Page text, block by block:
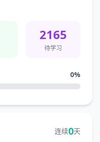
2165
待学习
0%
连续0天